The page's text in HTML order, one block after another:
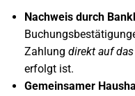
Nachweis durch
Zahlung direkt auf
erfolgt ist.
Gemeinsamer